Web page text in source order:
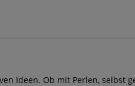
Ideen. Ob mit Perlen, selbst